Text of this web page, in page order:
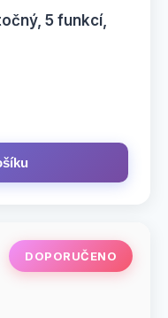
5 funkcí,
DOPORUČENO